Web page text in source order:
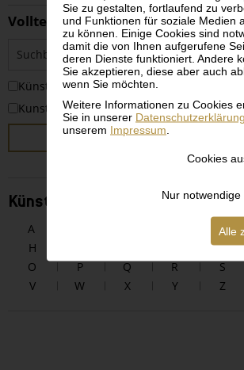
Sie zu gestalten, fortlaufend zu
und Funktionen für soziale Medien
zu können. Einige Cookies sind
damit die von Ihnen aufgerufene
deren Dienste funktioniert. Andere
Sie akzeptieren, diese aber auch
wenn Sie möchten.
Weitere Informationen zu Cookies
Sie in unserer Datenschutzerklärung
unserem Impressum
Cookies
Nur notwendige
Alle
Volltextsuche
KünstlerInnen
Kunstwerke
SUCHEN
KünstlerInnen alphabetisch
A E
H
L
O
P Q R S
V
W X Y Z